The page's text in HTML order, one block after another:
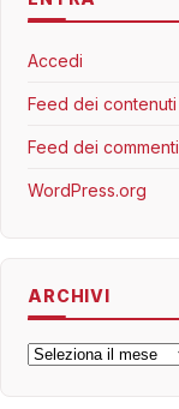
Accedi
Feed dei contenuti
Feed dei commenti
WordPress.org
ARCHIVI
Archivi